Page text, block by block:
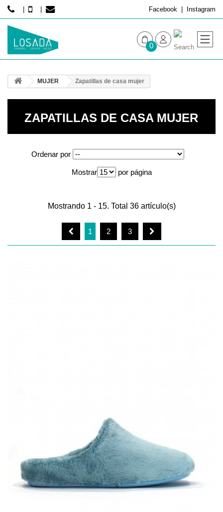
Facebook Instagram
0
MUJER Zapatillas de casa mujer
ZAPATILLAS DE CASA MUJER
Ordenar por
Mostrar por página
Mostrando 1 - 15. Total 36 artículo(s)
1 2 3